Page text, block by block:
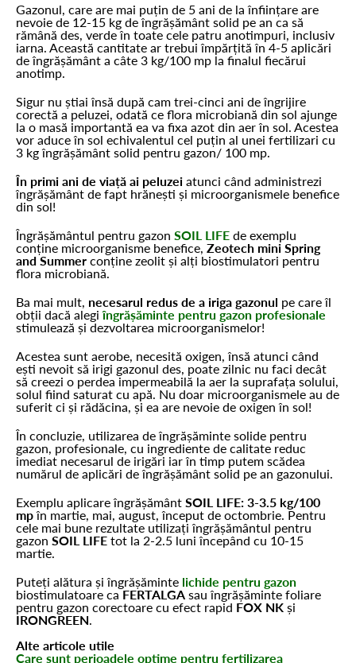
Gazonul, care are mai puțin de 5 ani de la înființare are
nevoie de 12-15 kg de îngrășământ solid pe an ca să
rămână des, verde în toate cele patru anotimpuri, inclusiv
iarna. Această cantitate ar trebui împărțită în 4-5 aplicări
de îngrășământ a câte 3 kg/100 mp la finalul fiecărui
anotimp.
Sigur nu știai însă după cam trei-cinci ani de îngrijire
corectă a peluzei, odată ce flora microbiană din sol ajunge
la o masă importantă ea va fixa azot din aer în sol. Acestea
vor aduce în sol echivalentul cel puțin al unei fertilizari cu
3 kg îngrășământ solid pentru gazon/ 100 mp.
În primi ani de viață ai peluzei atunci când administrezi
îngrășământ de fapt hrănești și microorganismele benefice
din sol!
Îngrășământul pentru gazon SOIL LIFE de exemplu
conține microorganisme benefice, Zeotech mini Spring
and Summer conține zeolit și alți biostimulatori pentru
flora microbiană.
Ba mai mult, necesarul redus de a iriga gazonul pe care îl
obții dacă alegiîngrășăminte pentru gazon profesionale
stimulează și dezvoltarea microorganismelor!
Acestea sunt aerobe, necesită oxigen, însă atunci când
ești nevoit să irigi gazonul des, poate zilnic nu faci decât
să creezi o perdea impermeabilă la aer la suprafața solului,
solul fiind saturat cu apă. Nu doar microorganismele au de
suferit ci și rădăcina, și ea are nevoie de oxigen în sol!
În concluzie, utilizarea de îngrășăminte solide pentru
gazon, profesionale, cu ingrediente de calitate reduc
imediat necesarul de irigări iar în timp putem scădea
numărul de aplicări de îngrășământ solid pe an gazonului.
Exemplu aplicare îngrășământ SOIL LIFE: 3-3.5 kg/100
mpîn martie, mai, august, început de octombrie. Pentru
cele mai bune rezultate utilizați îngrășământul pentru
gazon SOIL LIFE tot la 2-2.5 luni începând cu 10-15
martie.
Puteți alătura și îngrășăminte lichide pentru gazon
biostimulatoare caFERTALGA sau îngrășăminte foliare
pentru gazon corectoare cu efect rapid FOX NK și
IRONGREEN
Alte articole utile
Care sunt perioadele optime pentru fertilizarea